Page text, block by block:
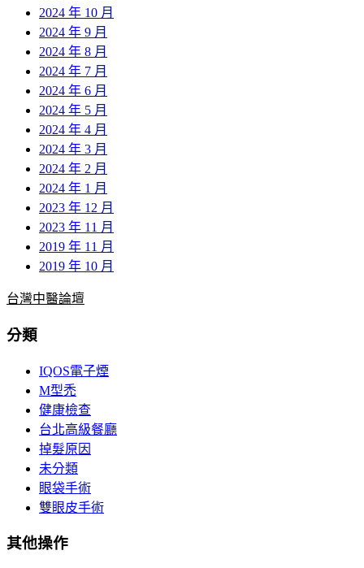
2024 年 10 月
2024 年 9 月
2024 年 8 月
2024 年 7 月
2024 年 6 月
2024 年 5 月
2024 年 4 月
2024 年 3 月
2024 年 2 月
2024 年 1 月
2023 年 12 月
2023 年 11 月
2019 年 11 月
2019 年 10 月
台灣中醫論壇
分類
IQOS電子煙
M型禿
健康檢查
台北高級餐廳
掉髮原因
未分類
眼袋手術
雙眼皮手術
其他操作